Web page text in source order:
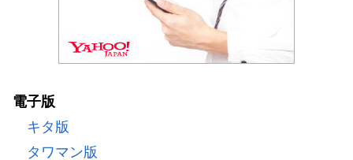
電子版
キタ版
タワマン版